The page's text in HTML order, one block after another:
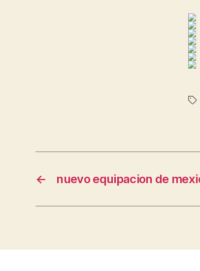
← nuevo equipacion de